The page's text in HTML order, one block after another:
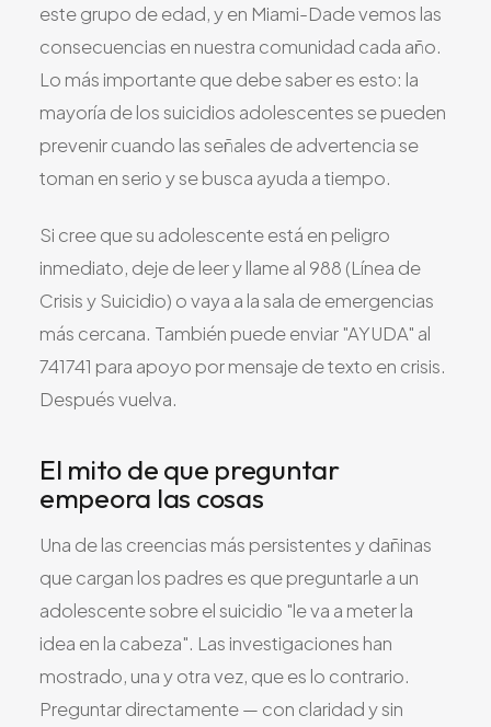
TDAH
Ansiedad
Depresión
Trastorno Bipolar
Manejo de Medicamentos
Neuropatía Periférica
Vértigo y Mareo
Todas las Condiciones
este grupo de edad, y en Miami-Dade vemos las
consecuencias en nuestra comunidad cada año.
Lo más importante que debe saber es esto: la
mayoría de los suicidios adolescentes se pueden
prevenir cuando las señales de advertencia se
toman en serio y se busca ayuda a tiempo.
Si cree que su adolescente está en peligro
inmediato, deje de leer y llame al 988 (Línea de
Crisis y Suicidio) o vaya a la sala de emergencias
más cercana. También puede enviar "AYUDA" al
741741 para apoyo por mensaje de texto en crisis.
Después vuelva.
El mito de que preguntar
empeora las cosas
Una de las creencias más persistentes y dañinas
que cargan los padres es que preguntarle a un
adolescente sobre el suicidio "le va a meter la
idea en la cabeza". Las investigaciones han
mostrado, una y otra vez, que es lo contrario.
Preguntar directamente — con claridad y sin